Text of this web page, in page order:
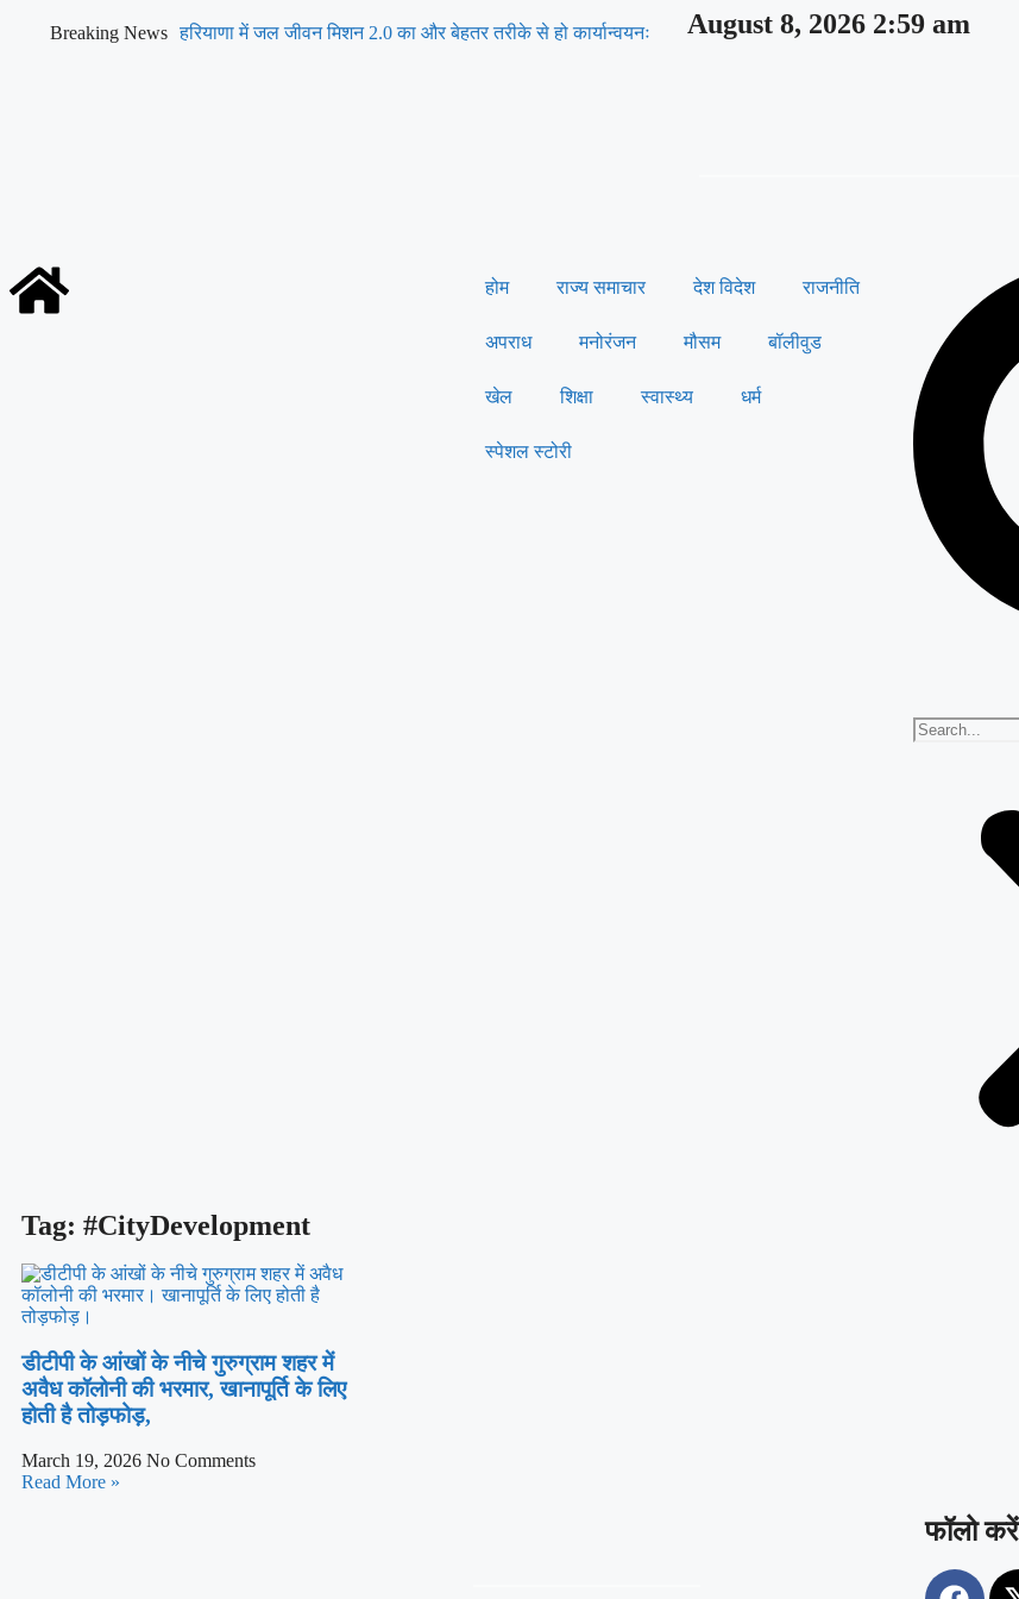
Breaking News हरियाणा में जल जीवन मिशन 2.0 का और बेहतर तरीके से हो कार्यान्वयनः
सुरक्षा एवं गुणवत्ता के सर्वोच्च मानकों को बनाए रखते हुए उद्योग अनुपालन और
‘ईज़ ऑफ डूइंग बिज़नेस’ को मिलेगा बढ़ावा
August 8, 2026 2:59 am
होम राज्य समाचार देश विदेश राजनीति
अपराध मनोरंजन मौसम बॉलीवुड
खेल शिक्षा स्वास्थ्य धर्म
स्पेशल स्टोरी
Tag: #CityDevelopment
डीटीपी के आंखों के नीचे गुरुग्राम शहर में
अवैध कॉलोनी की भरमार, खानापूर्ति के लिए
होती है तोड़फोड़,
March 19, 2026 No Comments
Read More »
फॉलो करें